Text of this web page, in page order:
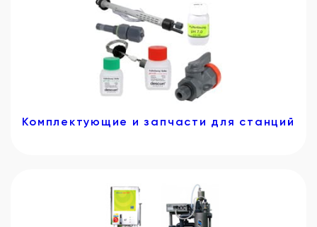
Комплектующие и запчасти для станций